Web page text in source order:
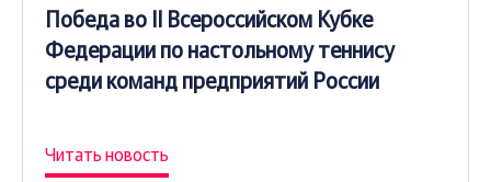
Победа во II Всероссийском Кубке
Федерации по настольному теннису
среди команд предприятий России
Читать новость